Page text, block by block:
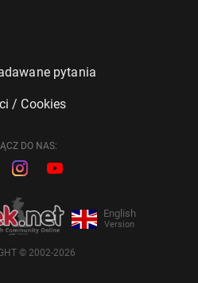
pytania
/ Cookies
DO NAS:
English
Version
© 2002-2026